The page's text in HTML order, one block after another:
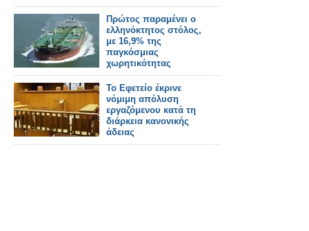
Πρώτος παραμένει ο
ελληνόκτητος στόλος,
με 16,9% της
παγκόσμιας
χωρητικότητας
To Εφετείο έκρινε
νόμιμη απόλυση
εργαζόμενου κατά τη
διάρκεια κανονικής
άδειας